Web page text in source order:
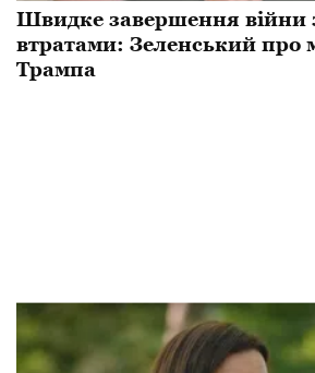
Швидке завершення війни
втратами: Зеленський про
Трампа